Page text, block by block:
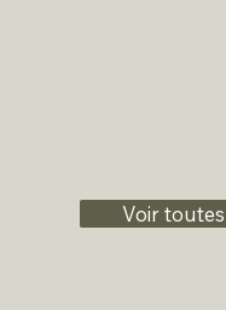
Voir